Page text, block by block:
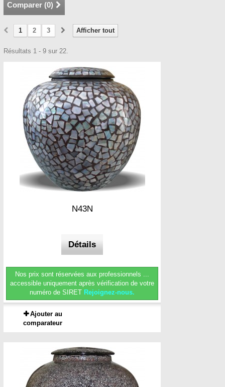
Comparer (0)
Afficher tout
1 2 3
Résultats 1 - 9 sur 22.
N43N
Détails
Nos prix sont réservées aux professionnels ...
accessible uniquement après vérification de votre
numéro de SIRET Rejoignez-nous.
Ajouter au
comparateur